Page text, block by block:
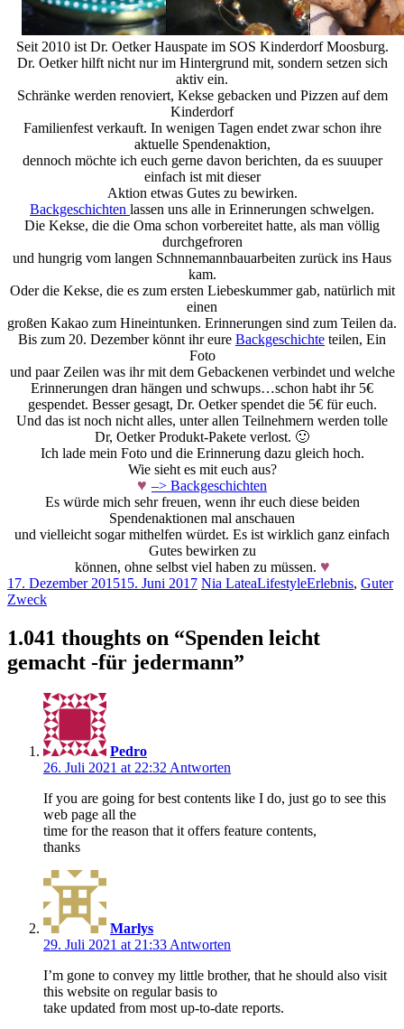
Seit 2010 ist Dr. Oetker Hauspate im SOS Kinderdorf Moosburg.
Dr. Oetker hilft nicht nur im Hintergrund mit, sondern setzen sich
aktiv ein.
Schränke werden renoviert, Kekse gebacken und Pizzen auf dem
Kinderdorf
Familienfest verkauft. In wenigen Tagen endet zwar schon ihre
aktuelle Spendenaktion,
dennoch möchte ich euch gerne davon berichten, da es suuuper
einfach ist mit dieser
Aktion etwas Gutes zu bewirken.
Backgeschichten lassen uns alle in Erinnerungen schwelgen.
Die Kekse, die die Oma schon vorbereitet hatte, als man völlig
durchgefroren
und hungrig vom langen Schnnemannbauarbeiten zurück ins Haus
kam.
Oder die Kekse, die es zum ersten Liebeskummer gab, natürlich mit
einen
großen Kakao zum Hineintunken. Erinnerungen sind zum Teilen da.
Bis zum 20. Dezember könnt ihr eure Backgeschichte teilen, Ein
Foto
und paar Zeilen was ihr mit dem Gebackenen verbindet und welche
Erinnerungen dran hängen und schwups…schon habt ihr 5€
gespendet. Besser gesagt, Dr. Oetker spendet die 5€ für euch.
Und das ist noch nicht alles, unter allen Teilnehmern werden tolle
Dr, Oetker Produkt-Pakete verlost. 🙂
Ich lade mein Foto und die Erinnerung dazu gleich hoch.
Wie sieht es mit euch aus?
♥ –> Backgeschichten
Es würde mich sehr freuen, wenn ihr euch diese beiden
Spendenaktionen mal anschauen
und vielleicht sogar mithelfen würdet. Es ist wirklich ganz einfach
Gutes bewirken zu
können, ohne selbst viel haben zu müssen. ♥
17. Dezember 201515. Juni 2017 Nia LateaLifestyleErlebnis, Guter
Zweck
1.041 thoughts on “Spenden leicht
gemacht -für jedermann”
Pedro
26. Juli 2021 at 22:32 Antworten
If you are going for best contents like I do, just go to see this
web page all the
time for the reason that it offers feature contents,
thanks
Marlys
29. Juli 2021 at 21:33 Antworten
I’m gone to convey my little brother, that he should also visit
this website on regular basis to
take updated from most up-to-date reports.